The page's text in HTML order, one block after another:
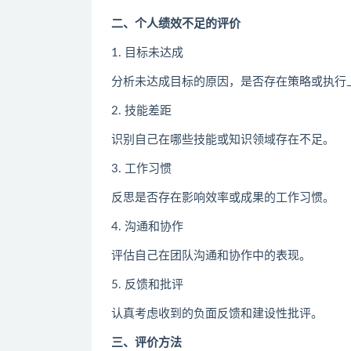
二、个人绩效不足的评价
1. 目标未达成
分析未达成目标的原因，是否存在策略或执行
2. 技能差距
识别自己在哪些技能或知识领域存在不足。
3. 工作习惯
反思是否存在影响效率或成果的工作习惯。
4. 沟通和协作
评估自己在团队沟通和协作中的表现。
5. 反馈和批评
认真考虑收到的负面反馈和建设性批评。
三、评价方法